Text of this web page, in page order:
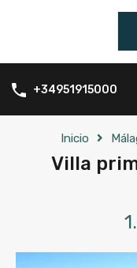
+34951915000
Inicio
Villa